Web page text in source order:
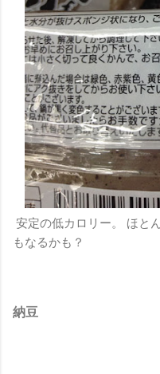
安定の低カロリー。 ほと
もなるかも？
納豆